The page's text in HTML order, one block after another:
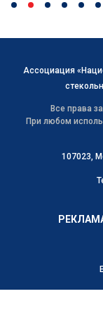
Ассоциация
Все права
При любом
107023,